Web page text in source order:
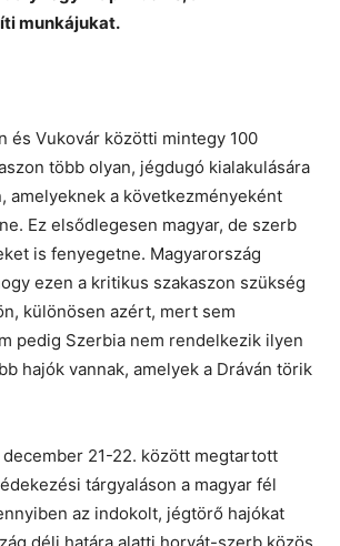
munkájukat.
és Vukovár közötti mintegy 100
több olyan, jégdugó kialakulására
amelyeknek a következményeként
Ez elsődlegesen magyar, de szerb
is fenyegetne. Magyarország
ezen a kritikus szakaszon szükség
különösen azért, mert sem
pedig Szerbia nem rendelkezik ilyen
hajók vannak, amelyek a Dráván törik
december 21-22. között megtartott
tárgyaláson a magyar fél
az indokolt, jégtörő hajókat